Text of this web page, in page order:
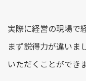
実際に経営の現場で
まず説得力が違いま
いただくことができ